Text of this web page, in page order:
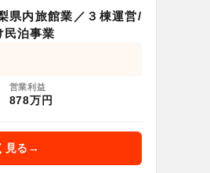
県内旅館業／３棟運営/
民泊事業
営業利益
878万円
見る